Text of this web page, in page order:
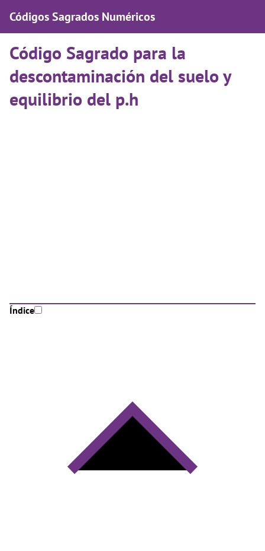
Códigos Sagrados Numéricos
Código Sagrado para la
descontaminación del suelo y
equilibrio del p.h
Índice